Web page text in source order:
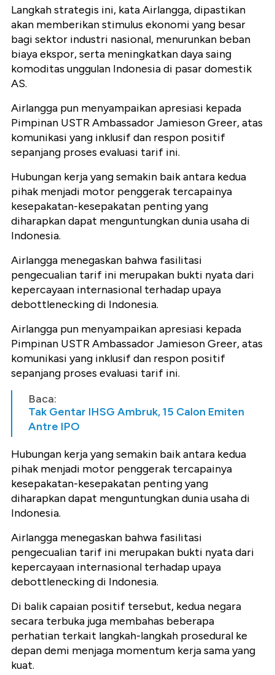
Langkah strategis ini, kata Airlangga, dipastikan
akan memberikan stimulus ekonomi yang besar
bagi sektor industri nasional, menurunkan beban
biaya ekspor, serta meningkatkan daya saing
komoditas unggulan Indonesia di pasar domestik
AS.
Airlangga pun menyampaikan apresiasi kepada
Pimpinan USTR Ambassador Jamieson Greer, atas
komunikasi yang inklusif dan respon positif
sepanjang proses evaluasi tarif ini.
Hubungan kerja yang semakin baik antara kedua
pihak menjadi motor penggerak tercapainya
kesepakatan-kesepakatan penting yang
diharapkan dapat menguntungkan dunia usaha di
Indonesia.
Airlangga menegaskan bahwa fasilitasi
pengecualian tarif ini merupakan bukti nyata dari
kepercayaan internasional terhadap upaya
debottlenecking di Indonesia.
Airlangga pun menyampaikan apresiasi kepada
Pimpinan USTR Ambassador Jamieson Greer, atas
komunikasi yang inklusif dan respon positif
sepanjang proses evaluasi tarif ini.
Baca:
Tak Gentar IHSG Ambruk, 15 Calon Emiten
Antre IPO
Hubungan kerja yang semakin baik antara kedua
pihak menjadi motor penggerak tercapainya
kesepakatan-kesepakatan penting yang
diharapkan dapat menguntungkan dunia usaha di
Indonesia.
Airlangga menegaskan bahwa fasilitasi
pengecualian tarif ini merupakan bukti nyata dari
kepercayaan internasional terhadap upaya
debottlenecking di Indonesia.
Di balik capaian positif tersebut, kedua negara
secara terbuka juga membahas beberapa
perhatian terkait langkah-langkah prosedural ke
depan demi menjaga momentum kerja sama yang
kuat.